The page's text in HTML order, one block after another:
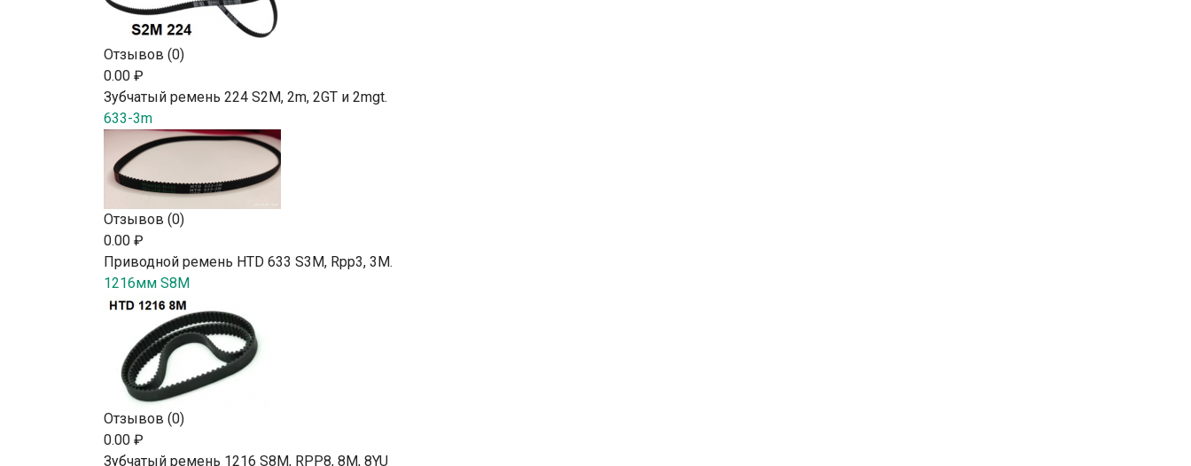
Отзывов (0)
0.00 ₽
Зубчатый ремень 224 S2М, 2m, 2GT и 2mgt.
633-3m
Отзывов (0)
0.00 ₽
Приводной ремень HTD 633 S3M, Rpp3, 3М.
1216мм S8M
Отзывов (0)
0.00 ₽
Зубчатый ремень 1216 S8M, RPP8, 8М, 8YU